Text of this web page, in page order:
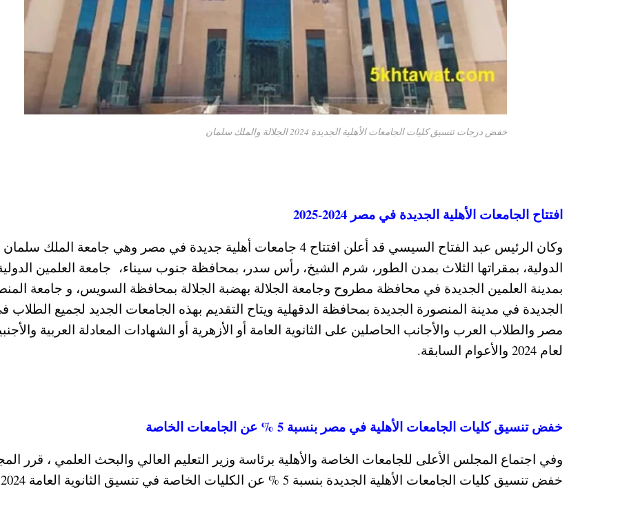
خفض درجات تنسيق كليات الجامعات الأهلية الجديدة 2024 الجلالة والملك سلمان
افتتاح الجامعات الأهلية الجديدة في مصر 2024-2025
وكان الرئيس عبد الفتاح السيسي قد أعلن افتتاح 4 جامعات أهلية جديدة في مصر وهي جامعة الملك سلمان
الدولية، بمقراتها الثلاث بمدن الطور، شرم الشيخ، رأس سدر، بمحافظة جنوب سيناء، جامعة العلمين
بمدينة العلمين الجديدة في محافظة مطروح وجامعة الجلالة بهضبة الجلالة بمحافظة السويس، و جامعة
الجديدة في مدينة المنصورة الجديدة بمحافظة الدقهلية ويتاح التقديم بهذه الجامعات الجديد لجميع الطلاب
مصر والطلاب العرب والأجانب الحاصلين على الثانوية العامة أو الأزهرية أو الشهادات المعادلة العربية
لعام 2024 والأعوام السابقة.
خفض تنسيق كليات الجامعات الأهلية في مصر بنسبة 5 % عن الجامعات الخاصة
وفي اجتماع المجلس الأعلى للجامعات الخاصة والأهلية برئاسة وزير التعليم العالي والبحث العلمي ، قرر
خفض تنسيق كليات الجامعات الأهلية الجديدة بنسبة 5 % عن الكليات الخاصة في تنسيق الثانوية العامة 2024 .